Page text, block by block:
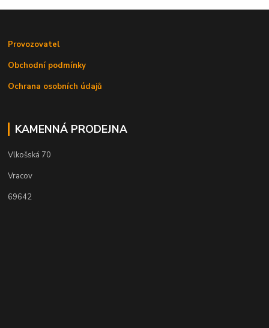
Provozovatel
Obchodní podmínky
Ochrana osobních údajů
KAMENNÁ PRODEJNA
Vlkošská 70
Vracov
69642